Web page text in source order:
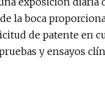
la boca
de patente en
y ensayos